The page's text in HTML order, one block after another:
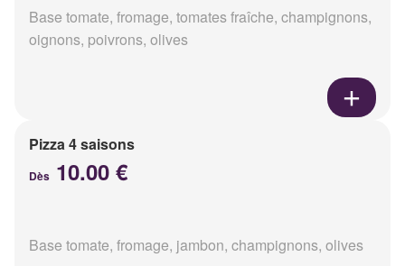
Base tomate, fromage, tomates fraîche, champignons,
oignons, poivrons, olives
Pizza 4 saisons
Dès 10.00 €
Base tomate, fromage, jambon, champignons, olives